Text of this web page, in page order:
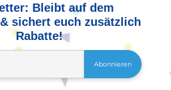
Bleibt auf dem
sichert euch zusätzlich
Rabatte!
Abonnieren